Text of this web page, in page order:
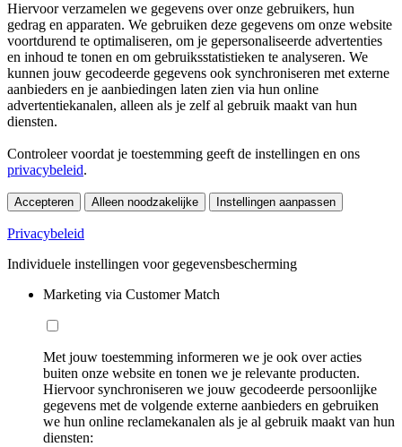
Hiervoor verzamelen we gegevens over onze gebruikers, hun
gedrag en apparaten. We gebruiken deze gegevens om onze website
voortdurend te optimaliseren, om je gepersonaliseerde advertenties
en inhoud te tonen en om gebruiksstatistieken te analyseren. We
kunnen jouw gecodeerde gegevens ook synchroniseren met externe
aanbieders en je aanbiedingen laten zien via hun online
advertentiekanalen, alleen als je zelf al gebruik maakt van hun
diensten.
Controleer voordat je toestemming geeft de instellingen en ons
privacybeleid.
Accepteren Alleen noodzakelijke Instellingen aanpassen
Privacybeleid
Individuele instellingen voor gegevensbescherming
Marketing via Customer Match
Met jouw toestemming informeren we je ook over acties
buiten onze website en tonen we je relevante producten.
Hiervoor synchroniseren we jouw gecodeerde persoonlijke
gegevens met de volgende externe aanbieders en gebruiken
we hun online reclamekanalen als je al gebruik maakt van hun
diensten: